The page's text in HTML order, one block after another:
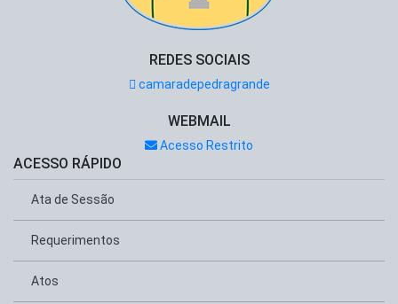
REDES SOCIAIS
camaradepedragrande
WEBMAIL
Acesso Restrito
ACESSO RÁPIDO
Ata de Sessão
Requerimentos
Atos